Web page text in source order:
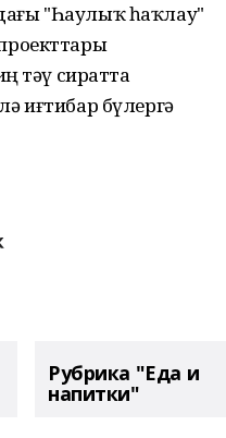
"Һаулыҡ һаҡлау"
тәү сиратта
иғтибар бүлергә
Рубрика "Еда и
напитки"